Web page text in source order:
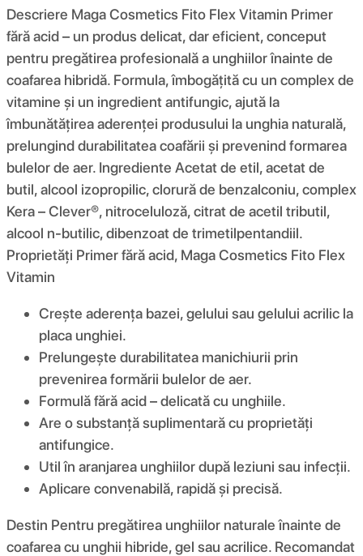
Descriere Maga Cosmetics Fito Flex Vitamin Primer
fără acid – un produs delicat, dar eficient, conceput
pentru pregătirea profesională a unghiilor înainte de
coafarea hibridă. Formula, îmbogățită cu un complex de
vitamine și un ingredient antifungic, ajută la
îmbunătățirea aderenței produsului la unghia naturală,
prelungind durabilitatea coafării și prevenind formarea
bulelor de aer. Ingrediente Acetat de etil, acetat de
butil, alcool izopropilic, clorură de benzalconiu, complex
Kera – Clever®, nitroceluloză, citrat de acetil tributil,
alcool n-butilic, dibenzoat de trimetilpentandiil.
Proprietăți Primer fără acid, Maga Cosmetics Fito Flex
Vitamin
Crește aderența bazei, gelului sau gelului acrilic la
placa unghiei.
Prelungește durabilitatea manichiurii prin
prevenirea formării bulelor de aer.
Formulă fără acid – delicată cu unghiile.
Are o substanță suplimentară cu proprietăți
antifungice.
Util în aranjarea unghiilor după leziuni sau infecții.
Aplicare convenabilă, rapidă și precisă.
Destin Pentru pregătirea unghiilor naturale înainte de
coafarea cu unghii hibride, gel sau acrilice. Recomandat